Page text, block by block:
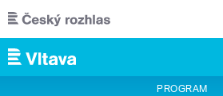
Přejít k hlavnímu obsahu
PROGRAM